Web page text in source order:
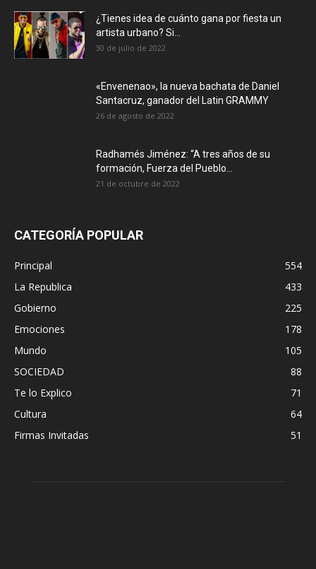
¿Tienes idea de cuánto gana por fiesta un
artista urbano? Si...
30 de julio de 2022
«Envenenao», la nueva bachata de Daniel
Santacruz, ganador del Latin GRAMMY
26 de agosto de 2022
Radhamés Jiménez: “A tres años de su
formación, Fuerza del Pueblo...
21 de octubre de 2022
CATEGORÍA POPULAR
Principal
554
La Republica
433
Gobierno
225
Emociones
178
Mundo
105
SOCIEDAD
88
Te lo Explico
71
Cultura
64
Firmas Invitadas
51